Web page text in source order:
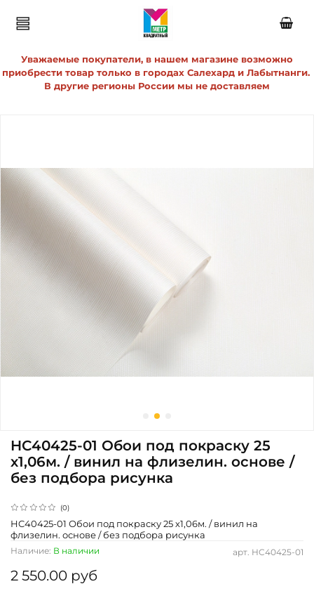
Уважаемые покупатели, в нашем магазине возможно
приобрести товар только в городах Салехард и Лабытнанги.
В другие регионы России мы не доставляем
(0)
арт. HC40425-01
Наличие: В наличии
HC40425-01 Обои под покраску 25
х1,06м. / винил на флизелин. основе /
без подбора рисунка
2 550.00 руб
HC40425-01 Обои под покраску 25 х1,06м. / винил на
флизелин. основе / без подбора рисунка